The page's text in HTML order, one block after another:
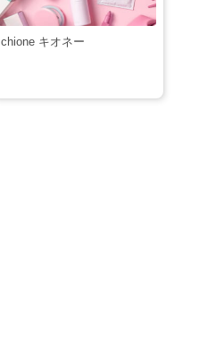
chione キオネー